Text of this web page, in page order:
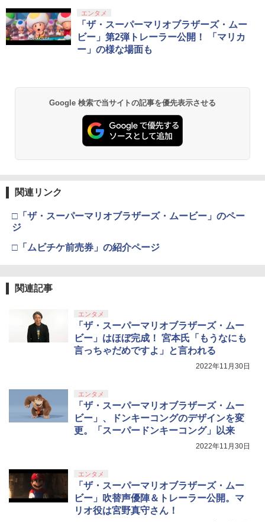
￥574
付 / 武本康弘【監督】
ルーレイ+DVDセット/アニメーション[Bl
リコリス・リコイル 2【完全生産限定
版】【Blu-ray】 [ Spider Lily ]
￥6,350
1
スプラトゥーン レイダース|オンライン
コード版
￥5,832
スプラトゥーン レイダース -Switch2
￥6,449
ニンテンドープリペイド番号 5000円|オ
ンラインコード版
1
PlayStation 5 デジタル・エディション
日本語専用 Console Language: Japan
ese only (CFI-2200B01)
￥55,000
Beast of Reincarnation -PS5 【特典】
プロダクトコード 封入
￥7,286
￥11,980
【純正品】DualSense ワイヤレスコン
トローラー(CFI-ZCT2J)
1
【純正品】Xbox ワイヤレス コントロー
ラー + USB-C® ケーブル
￥8,300
2
【純正品】Xbox ワイヤレス コントロー
ラー (ロボット ホワイト)
￥7,681
【純正品】Xbox ワイヤレス コントロー
B-C ケーブル
【国内正規品】Thrustmaster スラスト
マスター TH8S シフター - PC、PS4、P
S5、PS5 Pro、Xbox One、Xbox Serie
s X|S 対応の高精度 H パターン シフター
1
劇場版「鬼滅の刃」無限城編 第一章 猗
窩座再来 通常版 [Blu-ray]
￥3,982
劇場版「鬼滅の刃」無限城編 第一章 猗
窩座再来 通常版 [DVD]
￥3,523
(オリジナル特典:オリジナル巾着＋メー
カー特典:【坤と離】二振りの剣、十翼よ
ボード付) [Blu-ray]
窩座再来 完全生産限定版 [Blu-ray]
￥8,698
5
ルアイドルクラブ Bloom Garden Part
y』Blu-ray（特装限定版）
￥8,589
エンタメ
「ザ・スーパーマリオブラザーズ・ムー
ビー」第2弾トレーラー公開！ 「マリカ
ー」の様な場面も
Google 検索で当サイトの記事を優先表示させる
関連リンク
□「ザ・スーパーマリオブラザーズ・ムービー」のペー
ジ
□「ムビチケ前売券」の紹介ページ
関連記事
エンタメ
「ザ・スーパーマリオブラザーズ・ムー
ビー」はほぼ完成！ 宮本氏「もうなにも
言っちゃだめですよ」と言われる
2022年11月30日
エンタメ
「ザ・スーパーマリオブラザーズ・ムー
ビー」、ドンキーコングのデザインを変
更。「スーパードンキーコング」以来
2022年11月30日
エンタメ
「ザ・スーパーマリオブラザーズ・ムー
ビー」吹替声優陣＆トレーラー公開。マ
リオ役は宮野真守さん！